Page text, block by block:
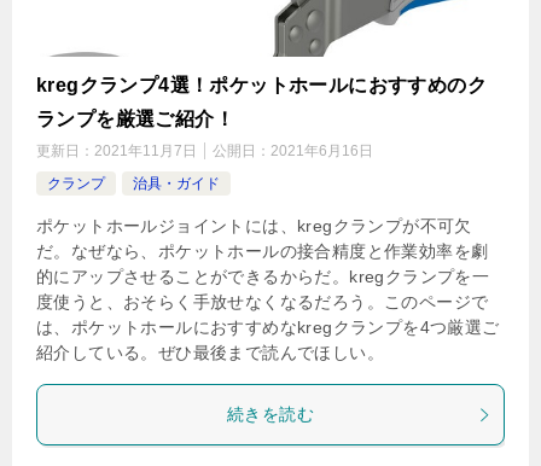
kregクランプ4選！ポケットホールにおすすめのク
ランプを厳選ご紹介！
更新日： 2021年11月7日 公開日： 2021年6月16日
クランプ
治具・ガイド
ポケットホールジョイントには、kregクランプが不可欠
だ。なぜなら、ポケットホールの接合精度と作業効率を劇
的にアップさせることができるからだ。kregクランプを一
度使うと、おそらく手放せなくなるだろう。このページで
は、ポケットホールにおすすめなkregクランプを4つ厳選ご
紹介している。ぜひ最後まで読んでほしい。
続きを読む